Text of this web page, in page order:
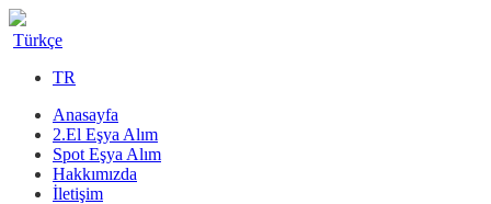
Türkçe
TR
Anasayfa
2.El Eşya Alım
Spot Eşya Alım
Hakkımızda
İletişim